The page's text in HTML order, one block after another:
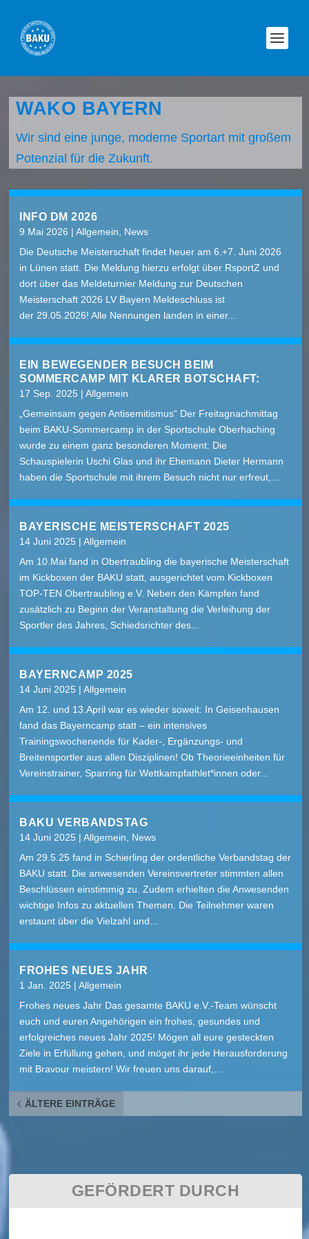
WAKO BAYERN
Wir sind eine junge, moderne Sportart mit großem
Potenzial für die Zukunft.
INFO DM 2026
9 Mai 2026 |Allgemein
News
Die Deutsche Meisterschaft findet heuer am 6.+7. Juni 2026
in Lünen statt. Die Meldung hierzu erfolgt über RsportZ und
dort über das Meldeturnier Meldung zur Deutschen
Meisterschaft 2026 LV Bayern Meldeschluss ist
der 29.05.2026! Alle Nennungen landen in einer...
EIN BEWEGENDER BESUCH BEIM
SOMMERCAMP MIT KLARER BOTSCHAFT:
17 Sep. 2025 |Allgemein
„Gemeinsam gegen Antisemitismus“ Der Freitagnachmittag
beim BAKU-Sommercamp in der Sportschule Oberhaching
wurde zu einem ganz besonderen Moment: Die
Schauspielerin Uschi Glas und ihr Ehemann Dieter Hermann
haben die Sportschule mit ihrem Besuch nicht nur erfreut,...
BAYERISCHE MEISTERSCHAFT 2025
14 Juni 2025 |Allgemein
Am 10.Mai fand in Obertraubling die bayerische Meisterschaft
im Kickboxen der BAKU statt, ausgerichtet vom Kickboxen
TOP-TEN Obertraubling e.V. Neben den Kämpfen fand
zusätzlich zu Beginn der Veranstaltung die Verleihung der
Sportler des Jahres, Schiedsrichter des...
BAYERNCAMP 2025
14 Juni 2025 |Allgemein
Am 12. und 13.April war es wieder soweit: In Geisenhausen
fand das Bayerncamp statt – ein intensives
Trainingswochenende für Kader-, Ergänzungs- und
Breitensportler aus allen Disziplinen! Ob Theorieeinheiten für
Vereinstrainer, Sparring für Wettkampfathlet*innen oder...
BAKU VERBANDSTAG
14 Juni 2025 |Allgemein
News
Am 29.5.25 fand in Schierling der ordentliche Verbandstag der
BAKU statt. Die anwesenden Vereinsvertreter stimmten allen
Beschlüssen einstimmig zu. Zudem erhielten die Anwesenden
wichtige Infos zu aktuellen Themen. Die Teilnehmer waren
erstaunt über die Vielzahl und...
FROHES NEUES JAHR
1 Jan. 2025 |Allgemein
Frohes neues Jahr Das gesamte BAKU e.V.-Team wünscht
euch und euren Angehörigen ein frohes, gesundes und
erfolgreiches neues Jahr 2025! Mögen all eure gesteckten
Ziele in Erfüllung gehen, und möget ihr jede Herausforderung
mit Bravour meistern! Wir freuen uns darauf,...
ÄLTERE EINTRÄGE
GEFÖRDERT DURCH